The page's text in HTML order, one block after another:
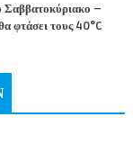
Σαββατοκύριακο –
φτάσει τους 40°C